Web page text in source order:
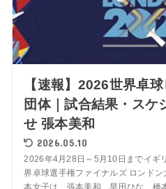
【速報】2026世界卓
団体｜試合結果・スケ
せ 張本美和
2026.05.10
2026年4月28日～5月10日までイギ
界卓球選手権ファイナルズ ロンド
本女子は、張本美和、早田ひな、橋